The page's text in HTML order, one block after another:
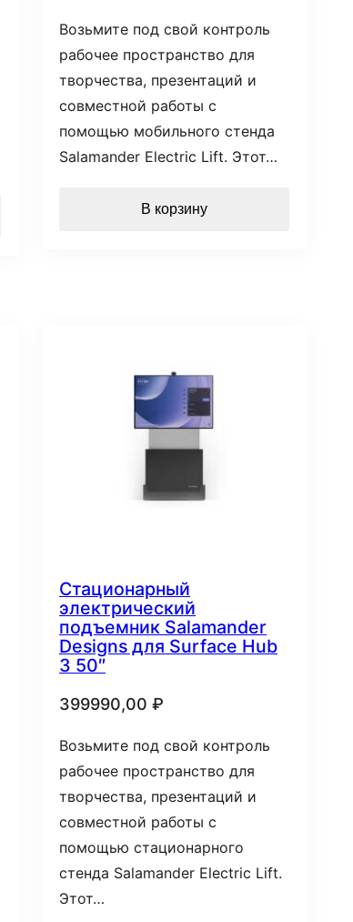
Возьмите под свой контроль
рабочее пространство для
творчества, презентаций и
совместной работы с
помощью мобильного стенда
Salamander Electric Lift. Этот…
В корзину
Стационарный
электрический
подъемник Salamander
Designs для Surface Hub
3 50″
399990,00 ₽
Возьмите под свой контроль
рабочее пространство для
творчества, презентаций и
совместной работы с
помощью стационарного
стенда Salamander Electric Lift.
Этот…